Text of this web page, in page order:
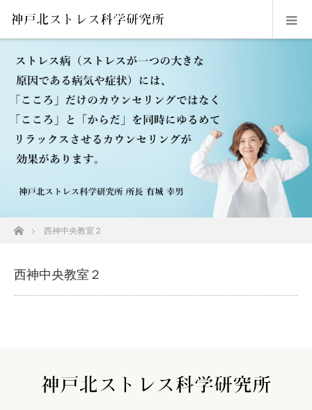
ホーム西神中央教室２
西神中央教室２